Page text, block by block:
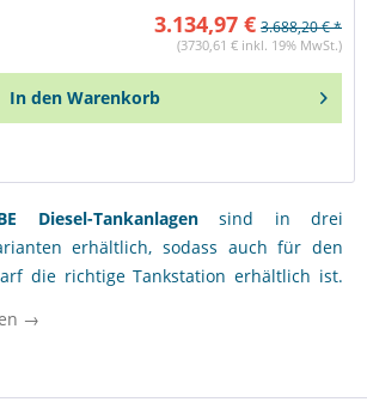
3.134,97 € 3.688,20 € *
(3730,61 € inkl. 19% MwSt.)
In den Warenkorb
Diesel-Tankanlagensind in drei
erhältlich, sodass auch für den
die richtige Tankstation erhältlich ist.
→